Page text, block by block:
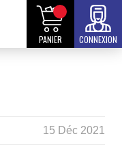
PANIER CONNEXION
15 Déc 2021